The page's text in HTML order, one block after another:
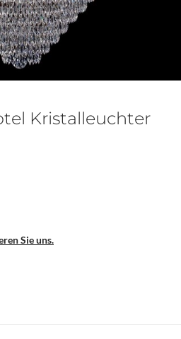
Kristalleuchter
Sie uns.